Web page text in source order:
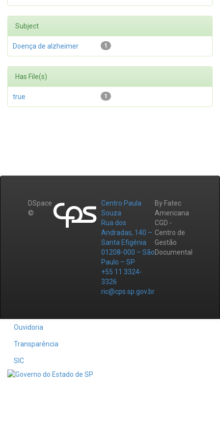
Subject
1
Doença de alzheimer
Has File(s)
1
true
DSpace
©
Centro Paula
Souza
Rua dos
Andradas, 140 –
Santa Efigênia
01208-000 – São
Paulo – SP
+55 11 3324-
3326
ric@cps.sp.gov.br
By Fatec
Americana
CGD -
Centro de
Gestão
Documental
Ouvidoria
Transparência
SIC